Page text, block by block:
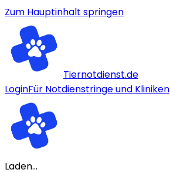
Zum Hauptinhalt springen
Tiernotdienst.de
LoginFür Notdienstringe und Kliniken
Laden...